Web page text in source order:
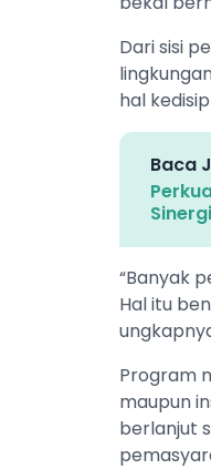
Dari sisi
hal
Baca
“Banyak
Hal itu
Program
maupun
berlanjut